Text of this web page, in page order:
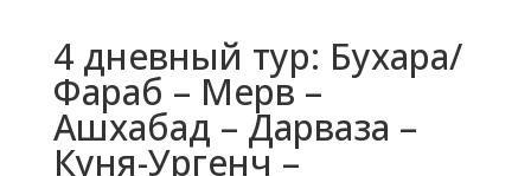
4 дневный тур: Бухара/
Фараб – Мерв –
Ашхабад – Дарваза –
Куня-Ургенч –